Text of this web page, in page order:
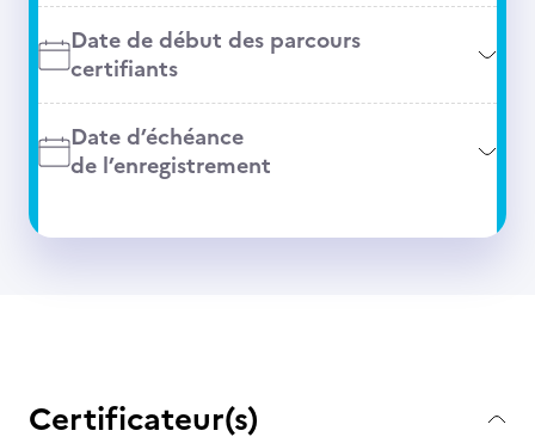
Date de début des parcours
certifiants
Date d’échéance
de l’enregistrement
Certificateur(s)